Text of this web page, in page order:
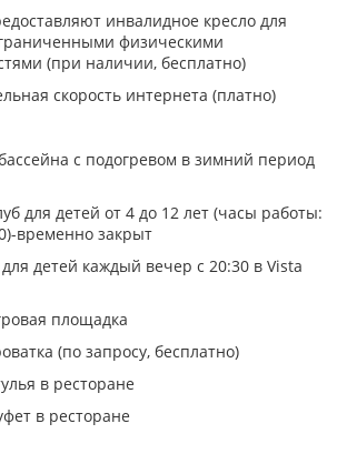
инвалидное кресло для
физическими
(при наличии, бесплатно)
скорость интернета (платно)
с подогревом в зимний период
для детей от 4 до 12 лет (часы работы:
временно закрыт
для детей каждый вечер с 20:30 в Vista
площадка
(по запросу, бесплатно)
в ресторане
в ресторане